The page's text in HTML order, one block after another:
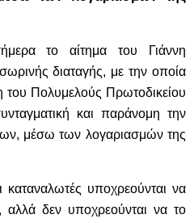
το αίτημα του Γιάννη
διαταγής, με την οποία
Πολυμελούς Πρωτοδικείου
και παράνομη την
μέσω των λογαριασμών της
καταναλωτές υποχρεούνται να
αλλά δεν υποχρεούνται να το